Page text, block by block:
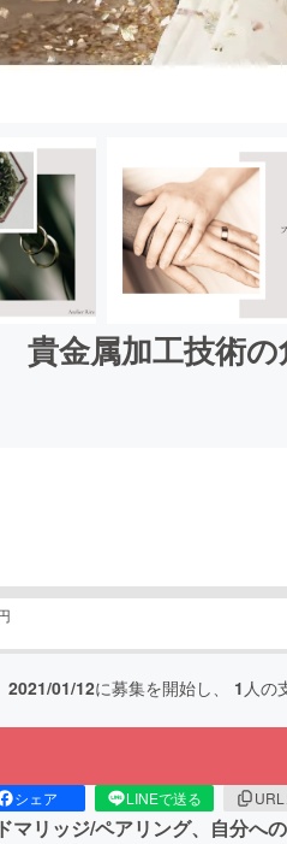
貴金属加工技術
2021/01/12に募集を開始し、 1 人の
シェア LINEで送る
マリッジ/ペアリング、自分へ